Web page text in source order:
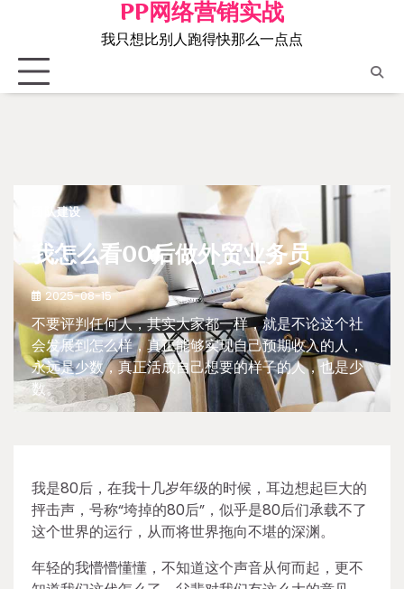
content
PP网络营销实战
我只想比别人跑得快那么一点点
团队建设
我怎么看00后做外贸业务员
2025-08-15
不要评判任何人，其实大家都一样，就是不论这个社
会发展到怎么样，真正能够实现自己预期收入的人，
永远是少数，真正活成自己想要的样子的人，也是少
数。
我是80后，在我十几岁年级的时候，耳边想起巨大的
抨击声，号称“垮掉的80后”，似乎是80后们承载不了
这个世界的运行，从而将世界拖向不堪的深渊。
年轻的我懵懵懂懂，不知道这个声音从何而起，更不